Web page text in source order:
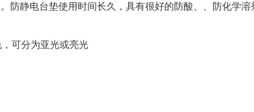
防静电台垫使用时间长久，具有很好的防酸、、防化学溶
可分为亚光或亮光